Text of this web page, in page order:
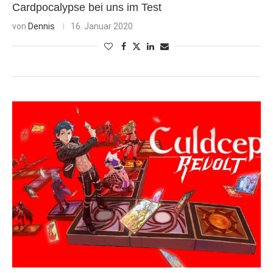
Cardpocalypse bei uns im Test
von Dennis 16. Januar 2020